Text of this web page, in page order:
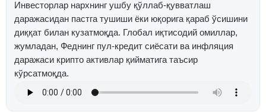
Инвесторлар нархнинг ушбу қўллаб-қувватлаш
даражасидан пастга тушиши ёки юқорига қараб ўсишини
диққат билан кузатмоқда. Глобал иқтисодий омиллар,
жумладан, Феднинг пул-кредит сиёсати ва инфляция
даражаси крипто активлар қийматига таъсир
кўрсатмоқда.